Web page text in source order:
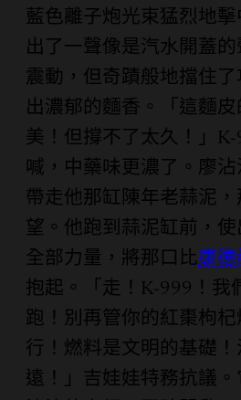
藍色離子炮光束猛烈地
出了一聲像是汽水開蓋
震動，但奇蹟般地擋住
出濃郁的麵香。「這麵
美！但撐不了太久！」
喊，中藥味更濃了。廖
帶走他那缸陳年老蒜泥
望。他跑到蒜泥缸前，
全部力量，將那口比康德
抱起。「走！K-999！我
跑！別再管你的紅棗枸
行！燃料是文明的基礎
遠！」吉娃娃特務抗議